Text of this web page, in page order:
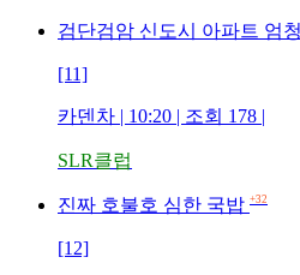
검단검암 신도시 아파트 엄
[11]
카덴차 | 10:20 | 조회 178 |
SLR클럽
진짜 호불호 심한 국밥 +32
[12]